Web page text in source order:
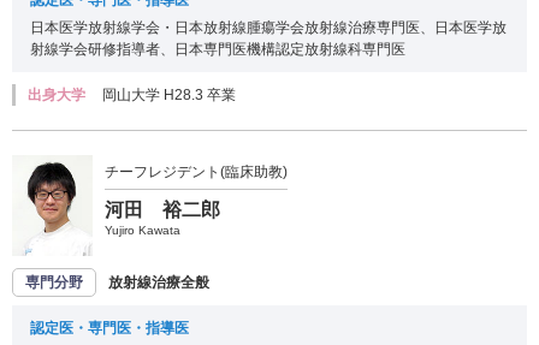
日本医学放射線学会・日本放射線腫瘍学会放射線治療専門医、日本医学放
射線学会研修指導者、日本専門医機構認定放射線科専門医
出身大学 岡山大学 H28.3 卒業
チーフレジデント(臨床助教)
河田 裕二郎
Yujiro Kawata
専門分野 放射線治療全般
認定医・専門医・指導医